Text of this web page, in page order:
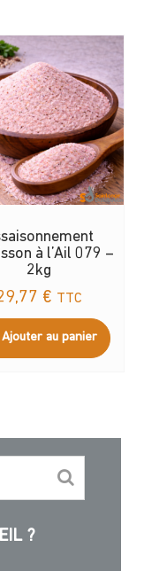
à l’Ail 079 –
2kg
€ TTC
Ajouter au panier
?